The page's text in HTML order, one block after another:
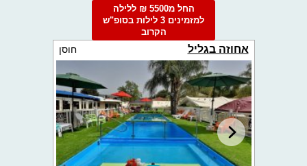
החל מ5500 ₪ ללילה
למזמינים 3 לילות בסופ"ש
הקרוב
אחוזה בגליל חוסן